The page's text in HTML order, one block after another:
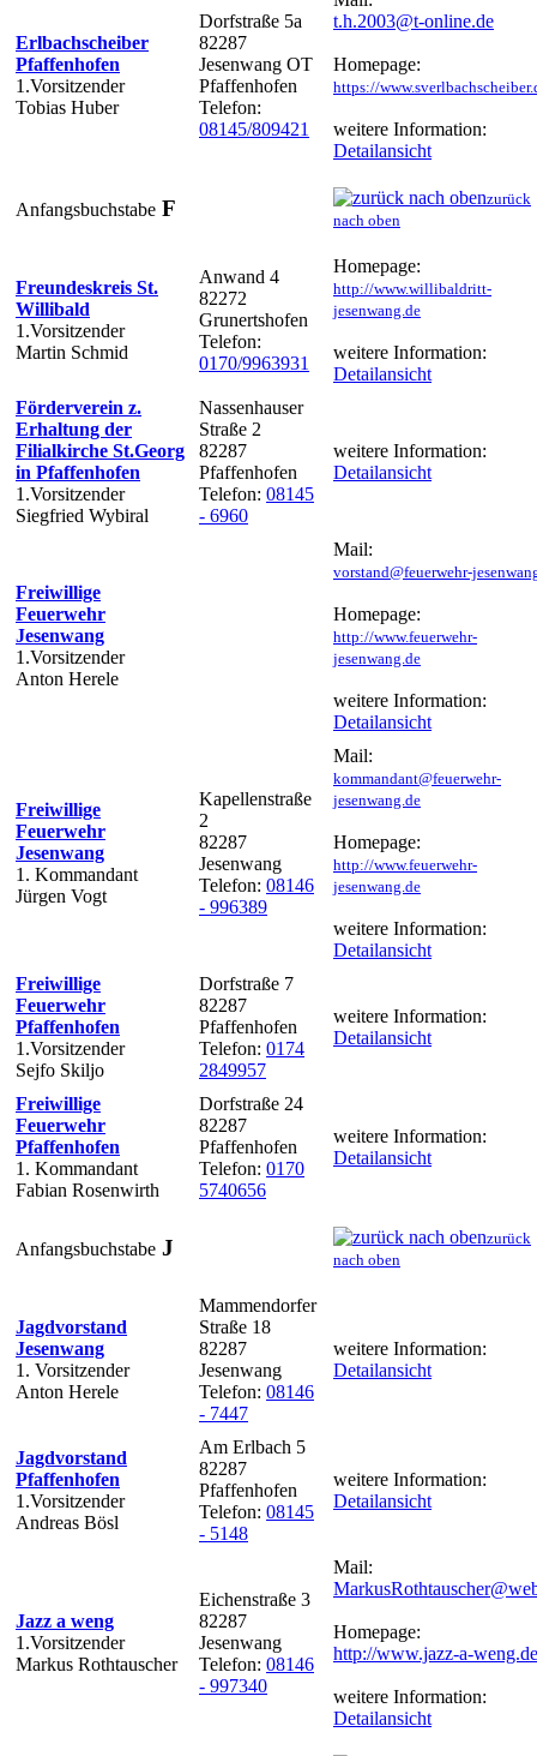
Erlbachscheiber
Pfaffenhofen
1.Vorsitzender
Tobias Huber
Dorfstraße 5a
82287
Jesenwang OT
Pfaffenhofen
Telefon:
08145/809421
t.h.2003@t-online.de
Homepage:
https://
weitere Information:
Detailansicht
Anfangsbuchstabe F
zurück
nach oben
Freundeskreis St.
Willibald
1.Vorsitzender
Martin Schmid
Anwand 4
82272
Grunertshofen
Telefon:
0170/9963931
Homepage:
http://www.willibaldritt-
jesenwang.de
weitere Information:
Detailansicht
Förderverein z.
Erhaltung der
Filialkirche St.Georg
in Pfaffenhofen
1.Vorsitzender
Siegfried Wybiral
Nassenhauser
Straße 2
82287
Pfaffenhofen
Telefon: 08145
- 6960
weitere Information:
Detailansicht
Freiwillige
Feuerwehr
Jesenwang
1.Vorsitzender
Anton Herele
Mail:
vorstand@feuerwehr-
Homepage:
http://www.feuerwehr-
jesenwang.de
weitere Information:
Detailansicht
Freiwillige
Feuerwehr
Jesenwang
1. Kommandant
Jürgen Vogt
Kapellenstraße
2
82287
Jesenwang
Telefon: 08146
- 996389
Mail:
kommandant@feuerwehr-
jesenwang.de
Homepage:
http://www.feuerwehr-
jesenwang.de
weitere Information:
Detailansicht
Freiwillige
Feuerwehr
Pfaffenhofen
1.Vorsitzender
Sejfo Skiljo
Dorfstraße 7
82287
Pfaffenhofen
Telefon: 0174
2849957
weitere Information:
Detailansicht
Freiwillige
Feuerwehr
Pfaffenhofen
1. Kommandant
Fabian Rosenwirth
Dorfstraße 24
82287
Pfaffenhofen
Telefon: 0170
5740656
weitere Information:
Detailansicht
Anfangsbuchstabe J
zurück
nach oben
Jagdvorstand
Jesenwang
1. Vorsitzender
Anton Herele
Mammendorfer
Straße 18
82287
Jesenwang
Telefon: 08146
- 7447
weitere Information:
Detailansicht
Jagdvorstand
Pfaffenhofen
1.Vorsitzender
Andreas Bösl
Am Erlbach 5
82287
Pfaffenhofen
Telefon: 08145
- 5148
weitere Information:
Detailansicht
Jazz a weng
1.Vorsitzender
Markus Rothtauscher
Eichenstraße 3
82287
Jesenwang
Telefon: 08146
- 997340
Mail:
Homepage:
http://www.jazz-a-weng.de
weitere Information:
Detailansicht